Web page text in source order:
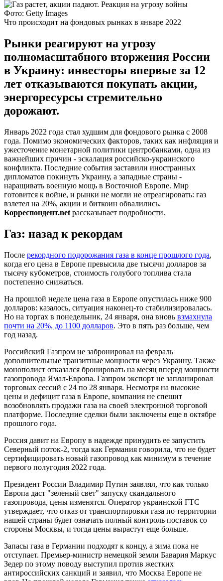
Фото: Getty Images
Что происходит на фондовых рынках в январе 2022
Рынки реагируют на угрозу
полномасштабного вторжения России
в Украину: инвесторы впервые за 12
лет отказываются покупать акции,
энергоресурсы стремительно
дорожают.
Январь 2022 года стал худшим для фондового рынка с 2008
года. Помимо экономических факторов, таких как инфляция и
ужесточение монетарной политики центробанками, одна из
важнейших причин - эскалация российско-украинского
конфликта. Последние события заставили иностранных
дипломатов покинуть Украину, а западные страны -
наращивать военную мощь в Восточной Европе. Мир
готовится к войне, и рынки не могли не отреагировать: газ
взлетел на 20%, акции и биткоин обвалились.
Корреспондент.net рассказывает подробности.
Газ: назад к рекордам
После рекордного подорожания газа в конце прошлого года,
когда его цена в Европе превысила две тысячи долларов за
тысячу кубометров, стоимость голубого топлива стала
постепенно снижаться.
На прошлой неделе цена газа в Европе опустилась ниже 900
долларов: казалось, ситуация наконец-то стабилизировалась.
Но на торгах в понедельник, 24 января, она вновь взмахнула
почти на 20%, до 1100 долларов. Это в пять раз больше, чем
год назад.
Российский Газпром не забронировал на февраль
дополнительные транзитные мощности через Украину. Также
монополист отказался бронировать на месяц вперед мощности
газопровода Ямал-Европа. Газпром экспорт не запланировал
торговых сессий с 24 по 28 января. Несмотря на высокие
цены и дефицит газа в Европе, компания не спешит
возобновлять продажи газа на своей электронной торговой
платформе. Последние сделки были заключены еще в октябре
прошлого года.
Россия давит на Европу в надежде принудить ее запустить
Северный поток-2, тогда как Германия говорила, что не будет
сертифицировать новый газопровод как минимум в течение
первого полугодия 2022 года.
Президент России Владимир Путин заявлял, что как только
Европа даст "зеленый свет" запуску скандального
газопровода, цены изменятся. Оператор украинской ГТС
утверждает, что отказ от транспортировки газа по территории
нашей страны будет означать полный контроль поставок со
стороны Москвы, и тогда цены вырастут еще больше.
Запасы газа в Германии подходят к концу, а зима пока не
отступает. Премьер-министр немецкой земли Бавария Маркус
Зедер по этому поводу выступил против жестких
антироссийских санкций и заявил, что Москва Европе не